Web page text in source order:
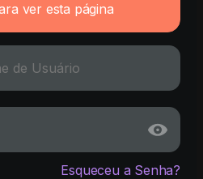
ver esta página
Esqueceu a Senha?